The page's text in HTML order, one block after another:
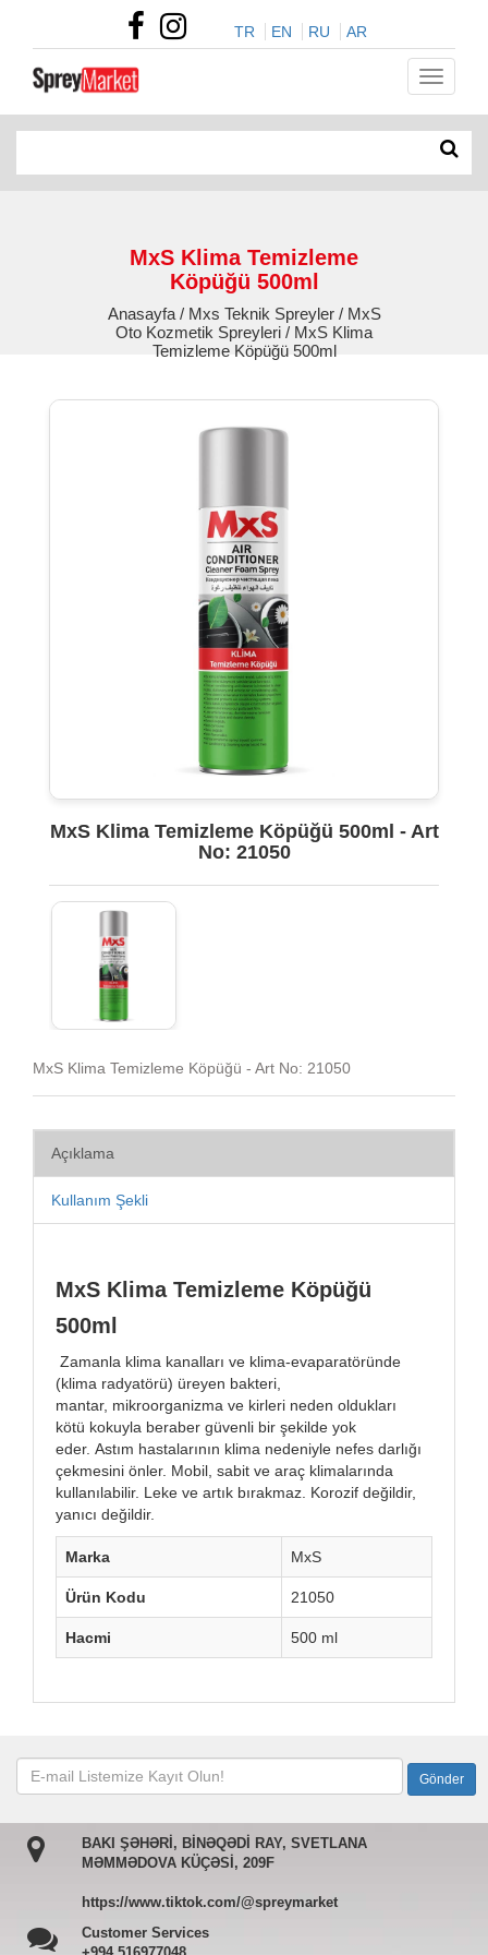
TR EN RU AR
MxS Klima Temizleme
Köpüğü 500ml
Anasayfa / Mxs Teknik Spreyler / MxS
Oto Kozmetik Spreyleri / MxS Klima
Temizleme Köpüğü 500ml
MxS Klima Temizleme Köpüğü 500ml - Art
No: 21050
MxS Klima Temizleme Köpüğü - Art No: 21050
Açıklama
Kullanım Şekli
MxS Klima Temizleme Köpüğü
500ml
Zamanla klima kanalları ve klima-evaparatöründe
(klima radyatörü) üreyen bakteri,
mantar, mikroorganizma ve kirleri neden oldukları
kötü kokuyla beraber güvenli bir şekilde yok
eder. Astım hastalarının klima nedeniyle nefes darlığı
çekmesini önler. Mobil, sabit ve araç klimalarında
kullanılabilir. Leke ve artık bırakmaz. Korozif değildir,
yanıcı değildir.
Marka MxS
Ürün Kodu 21050
Hacmi 500 ml
BAKI ŞƏHƏRİ, BİNƏQƏDİ RAY, SVETLANA
MƏMMƏDOVA KÜÇƏSİ, 209F
https://www.tiktok.com/@spreymarket
Customer Services